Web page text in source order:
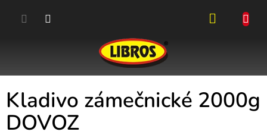
Kladivo zámečnické 2000g
DOVOZ